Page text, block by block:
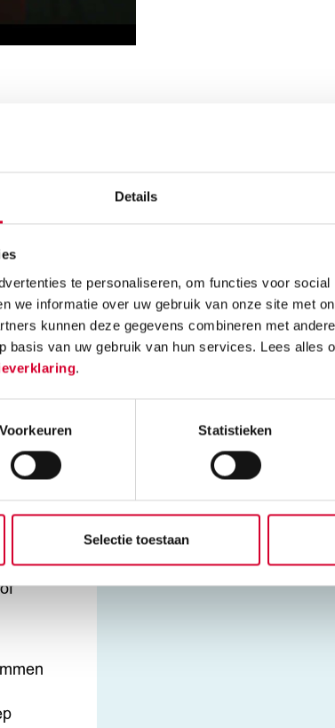
Details
te personaliseren, om functies voor social
we informatie over uw gebruik van onze site met
kunnen deze gegevens combineren met
basis van uw gebruik van hun services. Lees alles
.
Voorkeuren Statistieken
Selectie toestaan
om
veel
,
Stage
Bij de
stage bij een
vind je op